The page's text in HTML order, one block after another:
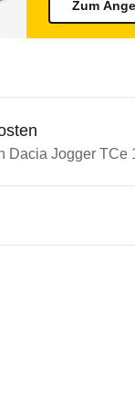
Zum
Dacia Jogger TCe